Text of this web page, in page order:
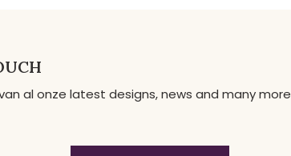
al onze latest designs, news and many more